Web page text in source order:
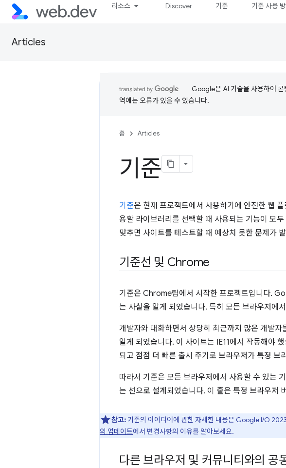
리소스 Discover 기준 기준 사용
Articles
Google은 AI 기술을 사용하여 콘
역에는 오류가 있을 수 있습니다.
홈 Articles
기준
기준은 현재 프로젝트에서 사용하기에 안전한 웹
용할 라이브러리를 선택할 때 사용되는 기능이 모
맞추면 사이트를 테스트할 때 예상치 못한 문제가
기준선 및 Chrome
기준은 Chrome팀에서 시작한 프로젝트입니다.
는 사실을 알게 되었습니다. 특히 모든 브라우저에
개발자와 대화하면서 상당히 최근까지 많은 개발
알게 되었습니다. 이 사이트는 IE11에서 작동해야
되고 점점 더 빠른 출시 주기로 브라우저가 특정
따라서 기준은 모든 브라우저에서 사용할 수 있는
는 선으로 설계되었습니다. 이 줄은 특정 브라우저
참고: 기준의 아이디어에 관한 자세한 내용은 Google I/O
의 업데이트에서 변경사항의 이유를 알아보세요.
다른 브라우저 및 커뮤니티와의 공